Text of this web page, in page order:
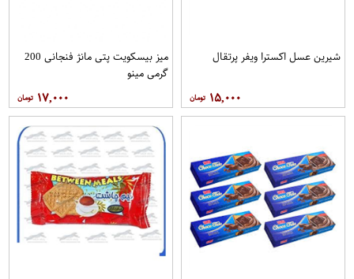
شیرین عسل اکسترا ویفر پرتقال
۱۵,۰۰۰
میز بیسکویت پتی مانژ فنجانی 200
گرمی مینو
۱۷,۰۰۰